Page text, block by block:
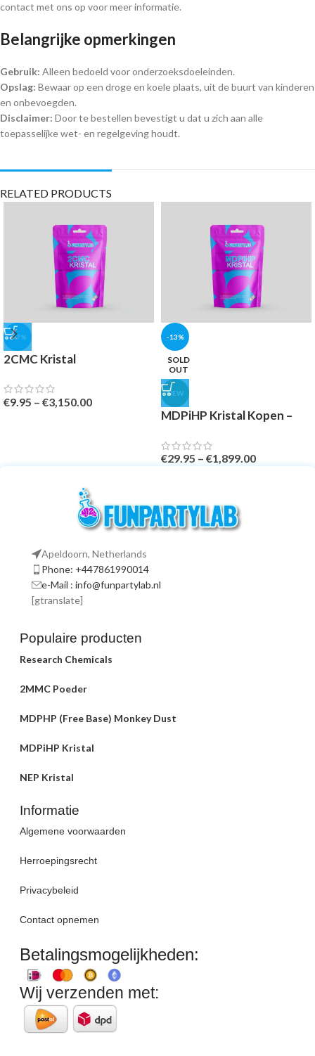
contact met ons op voor meer informatie.
Belangrijke opmerkingen
Gebruik: Alleen bedoeld voor onderzoeksdoeleinden.
Opslag: Bewaar op een droge en koele plaats, uit de buurt van kinderen
en onbevoegden.
Disclaimer: Door te bestellen bevestigt u dat u zich aan alle
toepasselijke wet- en regelgeving houdt.
RELATED PRODUCTS
-47%
2CMC Kristal
€9.95 – €3,150.00
-13%
SOLD
OUT
NEW
MDPiHP Kristal Kopen –
€29.95 – €1,899.00
Apeldoorn, Netherlands
Phone: +447861990014
e-Mail : info@funpartylab.nl
[gtranslate]
Populaire producten
Research Chemicals
2MMC Poeder
MDPHP (Free Base) Monkey Dust
MDPiHP Kristal
NEP Kristal
Informatie
Algemene voorwaarden
Herroepingsrecht
Privacybeleid
Contact opnemen
Betalingsmogelijkheden:
Wij verzenden met: